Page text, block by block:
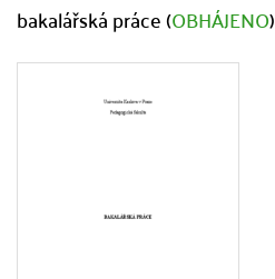
bakalářská práce (OBHÁJENO)